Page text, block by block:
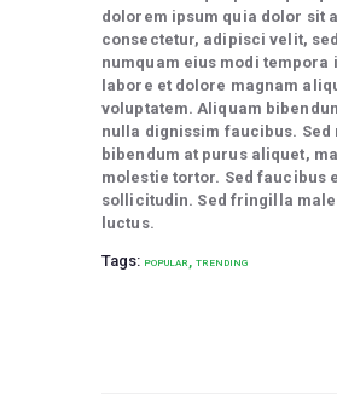
dolorem ipsum quia dolor sit
consectetur, adipisci velit,
numquam eius modi tempora
labore et dolore magnam
voluptatem. Aliquam
nulla dignissim faucibus. Sed
bibendum at purus aliquet,
molestie tortor. Sed faucibus
sollicitudin. Sed fringilla
luctus.
Tags: POPULAR , TRENDING